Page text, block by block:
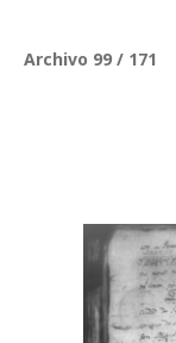
Archivo 99 / 171